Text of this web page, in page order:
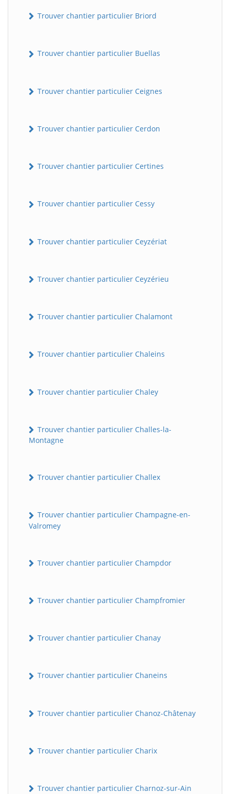
Trouver chantier particulier Briord
Trouver chantier particulier Buellas
Trouver chantier particulier Ceignes
Trouver chantier particulier Cerdon
Trouver chantier particulier Certines
Trouver chantier particulier Cessy
Trouver chantier particulier Ceyzériat
Trouver chantier particulier Ceyzérieu
Trouver chantier particulier Chalamont
Trouver chantier particulier Chaleins
Trouver chantier particulier Chaley
Trouver chantier particulier Challes-la-
Montagne
Trouver chantier particulier Challex
Trouver chantier particulier Champagne-en-
Valromey
Trouver chantier particulier Champdor
Trouver chantier particulier Champfromier
Trouver chantier particulier Chanay
Trouver chantier particulier Chaneins
Trouver chantier particulier Chanoz-Châtenay
Trouver chantier particulier Charix
Trouver chantier particulier Charnoz-sur-Ain